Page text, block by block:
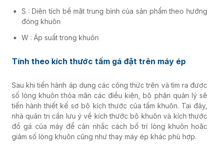
S : Diện tích bề mặt trung bình của sản phẩm theo hướng
đóng khuôn
W : Áp suất trong khuôn
Tính theo kích thước tấm gá đặt trên máy ép
Sau khi tiến hành áp dụng các công thức trên và tìm ra được
số lòng khuôn thỏa mãn các điều kiện, bộ phận quản lý sẽ
tiến hành thiết kế sơ bộ kích thước của tấm khuôn. Tại đây,
nhà quản trị cần lưu ý về kích thước bộ khuôn và kích thước
đồ gá của máy để cân nhắc cách bố trí lòng khuôn hoặc
giảm số lòng khuôn cũng như thay máy ép khác phù hợp.